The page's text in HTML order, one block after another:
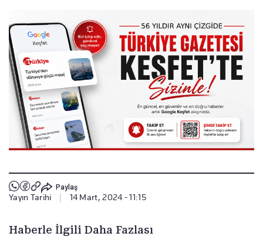
Paylaş
Yayın Tarihi 14 Mart, 2024 - 11:15
Haberle İlgili Daha Fazlası